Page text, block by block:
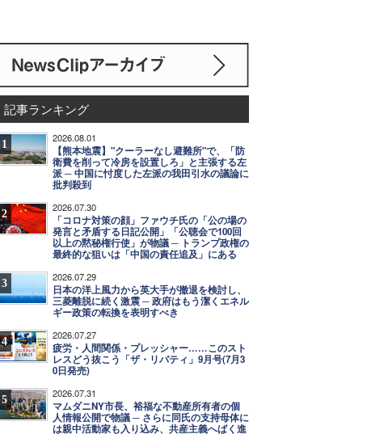
記事ランキング
1 2026.08.01
【熊本地震】"クーラーなし避難所"で、「防
衛費を削って冷房を設置しろ」と主張する左
派 ─ 中国に忖度した左派の我田引水の議論に
批判殺到
2 2026.07.30
「コロナ対策の顔」ファウチ氏の「公の場の
発言と矛盾する日記公開」「公聴会で100回
以上の黙秘権行使」が物議 ─ トランプ政権の
最終的な狙いは「中国の責任追及」にある
3 2026.07.29
日本の洋上風力から英大手が撤退を検討し、
三菱離脱に続く激震 ─ 政府はもう潔くエネル
ギー政策の転換を表明すべき
4 2026.07.27
疲労・人間関係・プレッシャー……このスト
レスどう抜こう「ザ・リバティ」9月号(7月3
0日発売)
5 2026.07.31
マムダニNY市長、裕福な不動産所有者の個
人情報公開で物議 ─ さらに同氏の支持母体に
は親中活動家も入り込み、共産主義へばく進